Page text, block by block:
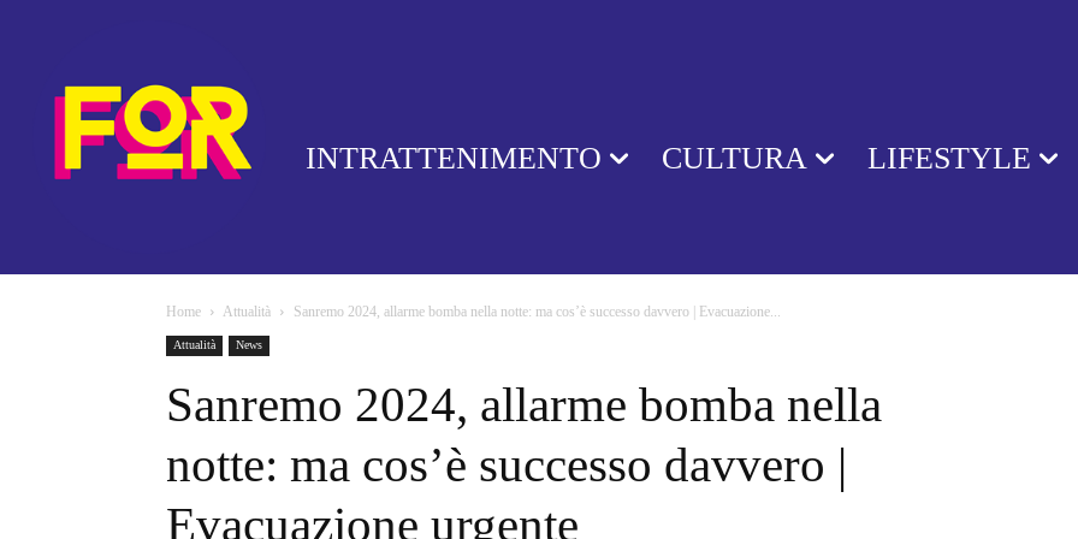
INTRATTENIMENTO CULTURA LIFESTYLE
Home Attualità Sanremo 2024, allarme bomba nella notte: ma cos’è successo davvero | Evacuazione...
Attualità News
Sanremo 2024, allarme bomba nella
notte: ma cos’è successo davvero |
Evacuazione urgente